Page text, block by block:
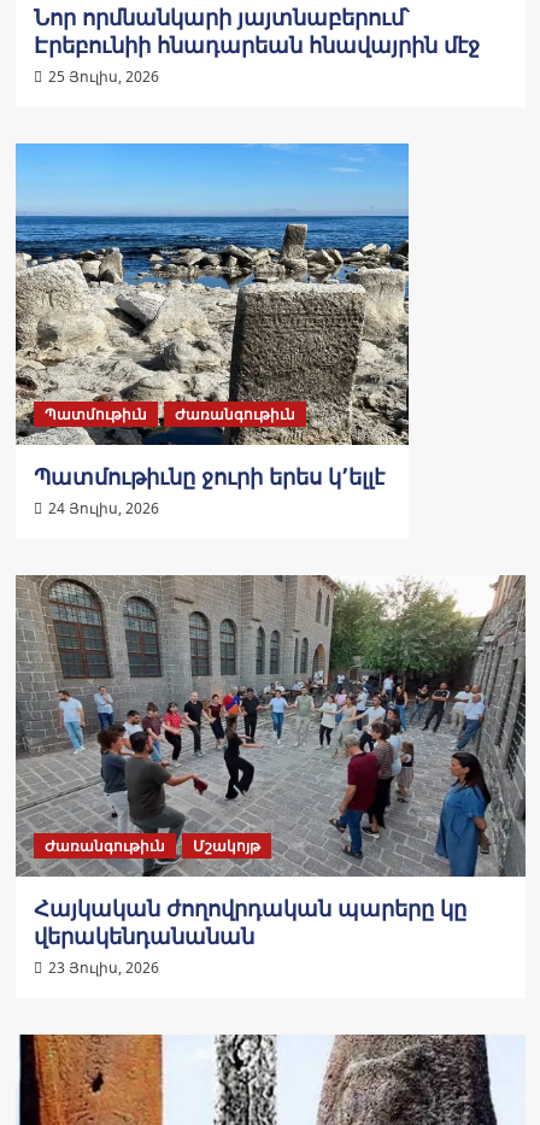
Նոր որմնանկարի յայտնաբերում՝
Էրեբունիի հնադարեան հնավայրին մէջ
25 Յուլիս, 2026
Պատմութիւն Ժառանգութիւն
Պատմութիւնը ջուրի երես կ՚ելլէ
24 Յուլիս, 2026
Ժառանգութիւն Մշակոյթ
Հայկական ժողովրդական պարերը կը
վերակենդանանան
23 Յուլիս, 2026